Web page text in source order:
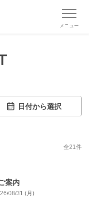
メニュー
日付から選択
全21件
案内
08/31 (月)